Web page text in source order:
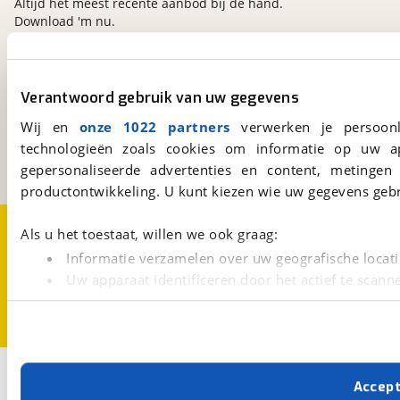
Verantwoord gebruik van uw gegevens
Wij en onze 1022 partners verwerken je
technologieën zoals cookies om informatie op
gepersonaliseerde advertenties en content,
productontwikkeling. U kunt kiezen wie uw gegevens
Als u het toestaat, willen we ook graag:
Informatie verzamelen over uw geografische
Uw apparaat identificeren door het actief te
Lees meer over hoe uw persoonlijke gegevens worden
Met cookies en vergelijkbare technieken zorgen we
cookies zorgen ervoor dat de website goed werkt.
viaBOVAG.nl
3981 AJ
Bunnik
Een initiatief van
BOVAG
Altijd het meest recente aanbod bij de hand.
Download 'm nu.
CookievoorkeurenVacatures